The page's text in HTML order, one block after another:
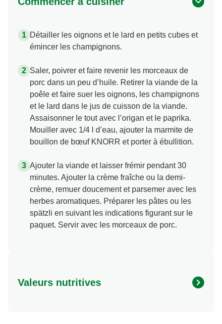
Détailler les oignons et le lard en petits cubes et
émincer les champignons.
Saler, poivrer et faire revenir les morceaux de
porc dans un peu d’huile. Retirer la viande de la
poêle et faire suer les oignons, les champignons
et le lard dans le jus de cuisson de la viande.
Assaisonner le tout avec l’origan et le paprika.
Mouiller avec 1/4 l d’eau, ajouter la marmite de
bouillon de bœuf KNORR et porter à ébullition.
Ajouter la viande et laisser frémir pendant 30
minutes. Ajouter la crème fraîche ou la demi-
crème, remuer doucement et parsemer avec les
herbes aromatiques. Préparer les pâtes ou les
spätzli en suivant les indications figurant sur le
paquet. Servir avec les morceaux de porc.
Valeurs nutritives